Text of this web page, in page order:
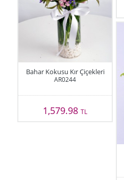
Bahar Kokusu Kır Çiçekleri
AR0244
1,579.98TL